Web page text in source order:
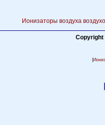
Ионизаторы воздуха
Copyright